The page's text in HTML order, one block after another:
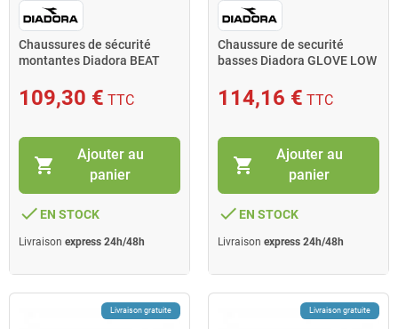
Chaussures de sécurité
montantes Diadora BEAT
noir
109,30 € TTC
shopping_cart
Ajouter au
panier
done EN STOCK
Livraison express 24h/48h
Chaussure de securité
basses Diadora GLOVE LOW
114,16 € TTC
shopping_cart
Ajouter au
panier
done EN STOCK
Livraison express 24h/48h
Livraison gratuite Livraison gratuite